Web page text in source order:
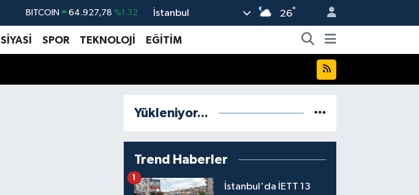
BITCOIN 64.927,78 %1.32
DOLAR 47,5894 %0.08
EURO 55,0398 %-0.02
İstanbul 26°
SİYASİ SPOR TEKNOLOJİ EĞİTİM
Yükleniyor...
Trend Haberler
İstanbul'da İETT 13
1